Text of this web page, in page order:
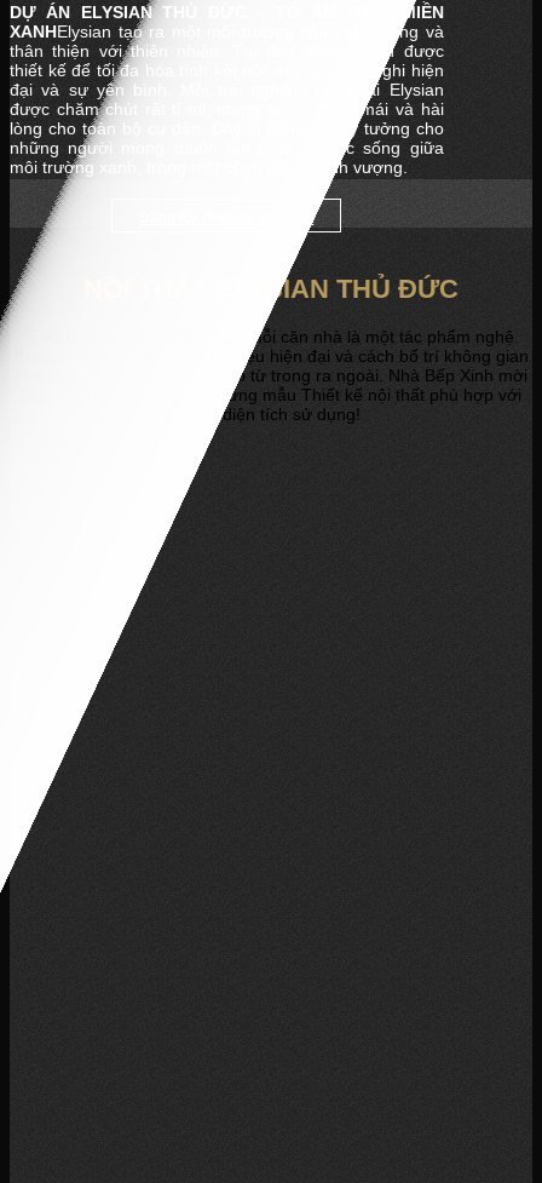
DỰ ÁN ELYSIAN THỦ ĐỨC – TỔ ẤM GIỮA MIỀN
XANHElysian tạo ra một môi trường sống bền vững và
thân thiện với thiên nhiên. Tại đây, không gian được
thiết kế để tối đa hóa tính kết nối, kết hợp tiện nghi hiện
đại và sự yên bình. Mỗi trải nghiệm sống tại Elysian
được chăm chút rất tỉ mỉ, mang lại sự thoải mái và hài
lòng cho toàn bộ cư dân. Đây là điểm đến lý tưởng cho
những người mong muốn tận hưởng cuộc sống giữa
môi trường xanh, trong một cộng đồng thịnh vượng.
Đăng Ký Thiết Kế Nội Thất
NỘI THẤT ELYSIAN THỦ ĐỨC
mỗi căn nhà là một tác phẩm nghệ
thuật hoàn chỉnh kết hợp vật liệu hiện đại và cách bố trí không gian
khoáng đạt để tạo nên vẻ đẹp từ trong ra ngoài. Nhà Bếp Xinh mời
Quý Cư Dân tham khảo những mẫu Thiết kế nội thất phù hợp với
từng diện tích sử dụng!